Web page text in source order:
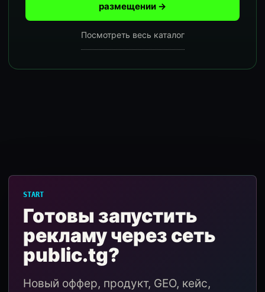
размещении →
Посмотреть весь каталог
START
Готовы запустить
рекламу через сеть
public.tg?
Новый оффер, продукт, GEO, кейс,